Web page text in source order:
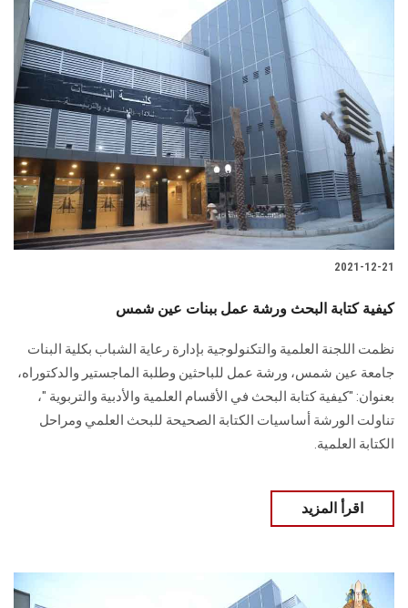
2021-12-21
كيفية كتابة البحث ورشة عمل ببنات عين شمس
نظمت اللجنة العلمية والتكنولوجية بإدارة رعاية الشباب بكلية البنات
جامعة عين شمس، ورشة عمل للباحثين وطلبة الماجستير والدكتوراه،
بعنوان: "كيفية كتابة البحث في الأقسام العلمية والأدبية والتربوية "،
تناولت الورشة أساسيات الكتابة الصحيحة للبحث العلمي ومراحل
الكتابة العلمية.
اقرأ المزيد